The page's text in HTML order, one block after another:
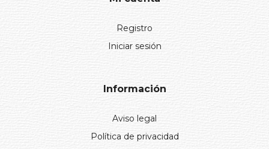
Registro
Iniciar sesión
Información
Aviso legal
Política de privacidad